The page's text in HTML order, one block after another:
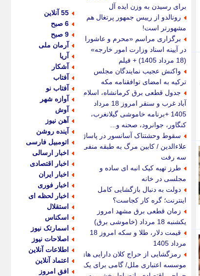
برای رسیدن به وزن ایده آل
رونالدو از رییس جمهور پرتغال هم
مشهورتر است!
برگزاری مراسم «محرم و عاشورا
در آیینه اسناد وزارت امور خارجه»
(18 مرداد 1405) + فیلم
واکنش عجیب نمایندگان مجلس
ترکیه به امضای توافقنامه مکه
جدول قطعی برق کرمانشاه، اسلام
آباد غرب و سنقر امروز 18 مرداد
1405 +برنامه خاموشی گیلانغرب،
کنگاور، جوانرود، صحنه و...
سقوط وحشتناک آسانسور در پاساژ
علاءالدین / کابین مرگ به طبقه منفی
سه رفت
طرز تهیه کیک انبه ای ساده و
مجلسی در خانه
دولت به دنبال بازگشایی کامل
اینترنت؛ گره کار کجاست؟
زمان قطعی برق مشهد امروز
یکشنبه 18 مرداد (خاموشی برق)
قیمت دلار، طلا و سکه امروز 18
مرداد 1405
رمزگشایی از حراج کلان دارایی های
موسسه اعتباری ملل/ گامی برای یک
55 آنلاین
6 صبح
9 صبح
آرمان ملی
آریا
آشکار
آفتاب
آفتاب نو
آوازه شهر
آوش
آهن نیوز
آینده روشن
اتومبیل فارسی
اخبار ارسالی
اخبار اقتصادی
اخبار ایران
اخبار فوری
اخبار لحظه ای
استقلال
اسکناس
اسمارتک نیوز
اصلاحات نیوز
اطلاعات آنلاین
اعتماد آنلاین
افق امروز